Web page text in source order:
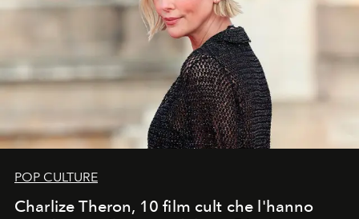
POP CULTURE
Charlize Theron, 10 film cult che l'hanno